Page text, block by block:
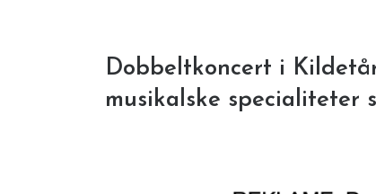
Dobbeltkoncert i
musikalske specialiteter